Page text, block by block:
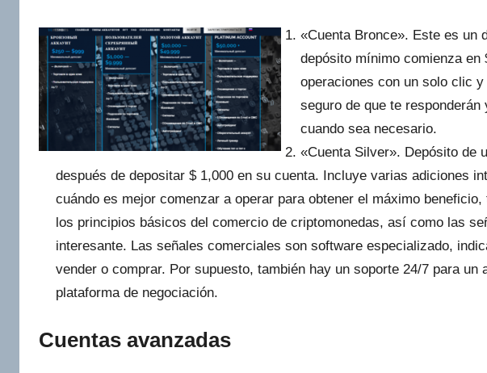
«Cuenta Bronce». Este es un
depósito mínimo comienza
operaciones con un solo clic
seguro de que te
cuando sea necesario.
«Cuenta Silver». Depósito de
después de depositar $ 1,000 en su cuenta. Incluye varias adiciones
cuándo es mejor comenzar a operar para obtener el máximo
los principios básicos del comercio de criptomonedas, así como las
interesante. Las señales comerciales son software especializado,
vender o comprar. Por supuesto, también hay un soporte 24/7 para
plataforma de negociación.
Cuentas avanzadas